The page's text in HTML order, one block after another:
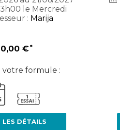
le Mercredi
: Marija
€
votre formule :
LES DÉTAILS